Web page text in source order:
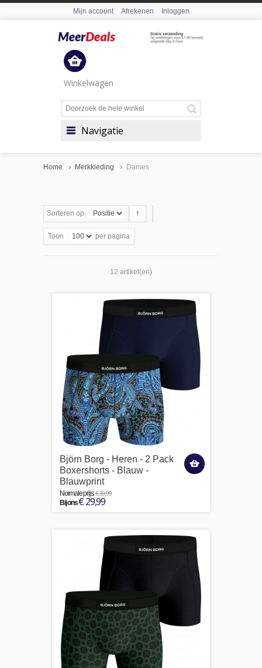
Mijn account Afrekenen Inloggen
Winkelwagen
Navigatie
Home Merkkleding Dames
Sorteren op
Toon per pagina
12 artikel(en)
Björn Borg - Heren - 2 Pack
Boxershorts - Blauw -
Blauwprint
Normale prijs:€ 39,99
Bij ons€ 29,99